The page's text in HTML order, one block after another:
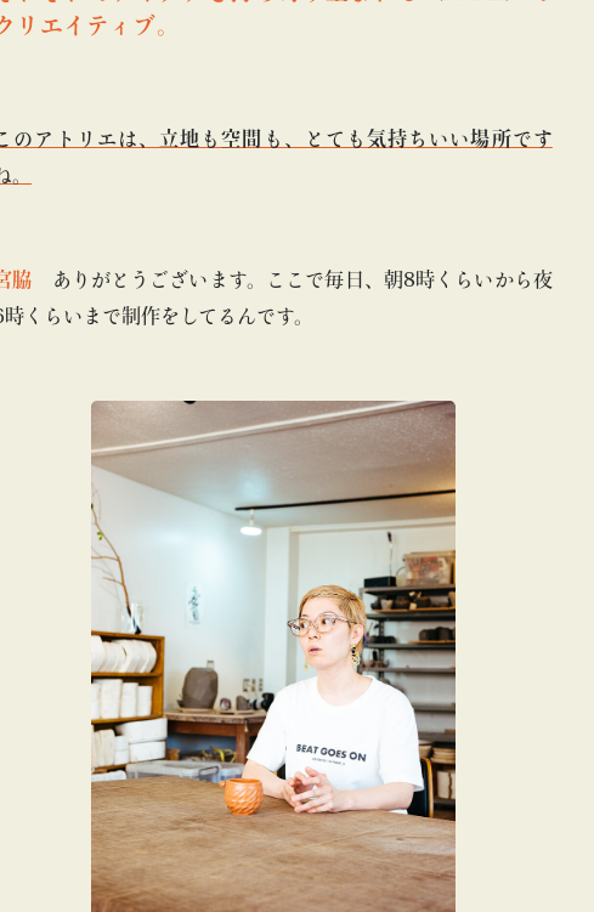
リエイティブ。
のアトリエは、立地も空間も、とても気持ちいい場所です
。
脇 ありがとうございます。ここで毎日、朝8時くらいから夜
時くらいまで制作をしてるんです。